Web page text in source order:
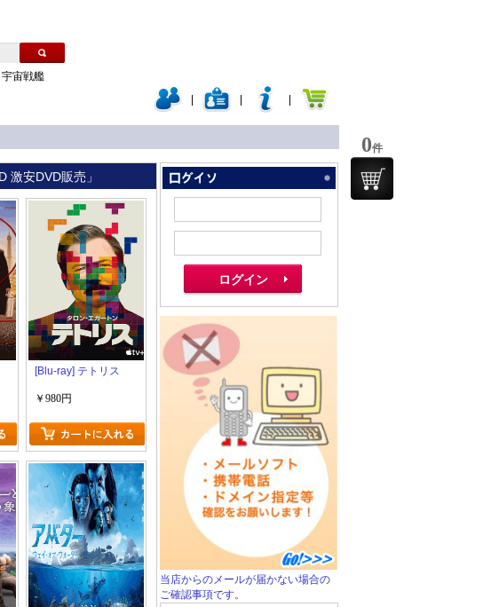
宇宙戦艦
激安DVD販売」
[Blu-ray] テトリス
￥980円
当店からのメールが届かない場合の
ご確認事項です。
0件